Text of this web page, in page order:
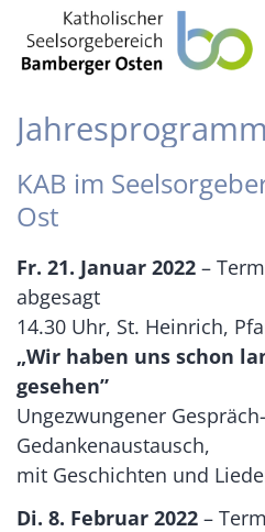
Zum Inhalt springen
KAB im
Ost
Fr. 21. Januar 2022 –
abgesagt
14.30 Uhr, St. Heinrich,
„Wir haben uns schon
gesehen”
Ungezwungener
Gedankenaustausch,
mit Geschichten und
Di. 8. Februar 2022 –